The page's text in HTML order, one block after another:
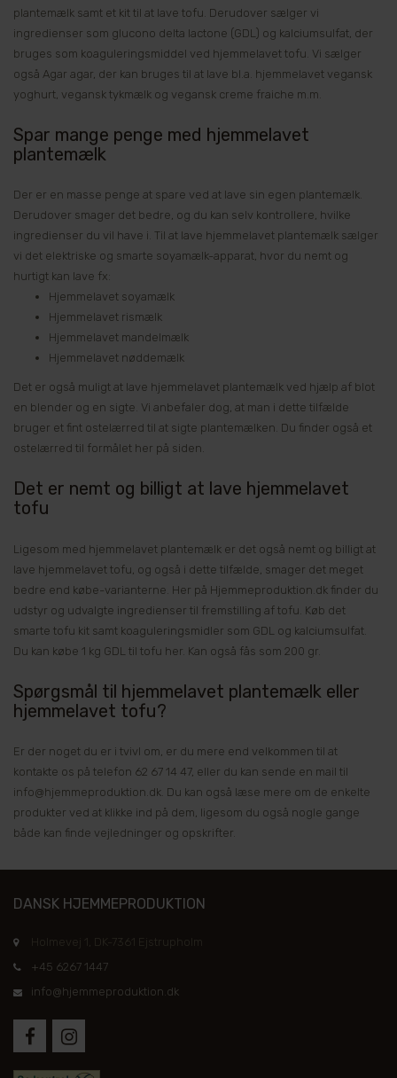
plantemælk samt et kit til at lave tofu. Derudover sælger vi
ingredienser som glucono delta lactone (GDL) og kalciumsulfat, der
bruges som koaguleringsmiddel ved hjemmelavet tofu. Vi sælger
også Agar agar, der kan bruges til at lave bl.a. hjemmelavet vegansk
yoghurt, vegansk tykmælk og vegansk creme fraiche m.m.
Spar mange penge med hjemmelavet
plantemælk
Der er en masse penge at spare ved at lave sin egen plantemælk.
Derudover smager det bedre, og du kan selv kontrollere, hvilke
ingredienser du vil have i. Til at lave hjemmelavet plantemælk sælger
vi det elektriske og smarte soyamælk-apparat, hvor du nemt og
hurtigt kan lave fx:
Hjemmelavet soyamælk
Hjemmelavet rismælk
Hjemmelavet mandelmælk
Hjemmelavet nøddemælk
Det er også muligt at lave hjemmelavet plantemælk ved hjælp af blot
en blender og en sigte. Vi anbefaler dog, at man i dette tilfælde
bruger et fint ostelærred til at sigte plantemælken. Du finder også et
ostelærred til formålet her på siden.
Det er nemt og billigt at lave hjemmelavet
tofu
Ligesom med hjemmelavet plantemælk er det også nemt og billigt at
lave hjemmelavet tofu, og også i dette tilfælde, smager det meget
bedre end købe-varianterne. Her på Hjemmeproduktion.dk finder du
udstyr og udvalgte ingredienser til fremstilling af tofu. Køb det
smarte tofu kit samt koaguleringsmidler som GDL og kalciumsulfat.
Du kan købe 1 kg GDL til tofu her. Kan også fås som 200 gr.
Spørgsmål til hjemmelavet plantemælk eller
hjemmelavet tofu?
Er der noget du er i tvivl om, er du mere end velkommen til at
kontakte os på telefon 62 67 14 47, eller du kan sende en mail til
info@hjemmeproduktion.dk. Du kan også læse mere om de enkelte
produkter ved at klikke ind på dem, ligesom du også nogle gange
både kan finde vejledninger og opskrifter.
DANSK HJEMMEPRODUKTION
Holmevej 1, DK-7361 Ejstrupholm
+45 6267 1447
info@hjemmeproduktion.dk